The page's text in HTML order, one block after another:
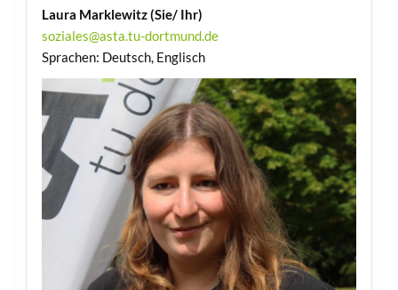
Laura Marklewitz (Sie/ Ihr)
soziales@asta.tu-dortmund.de
Sprachen: Deutsch, Englisch